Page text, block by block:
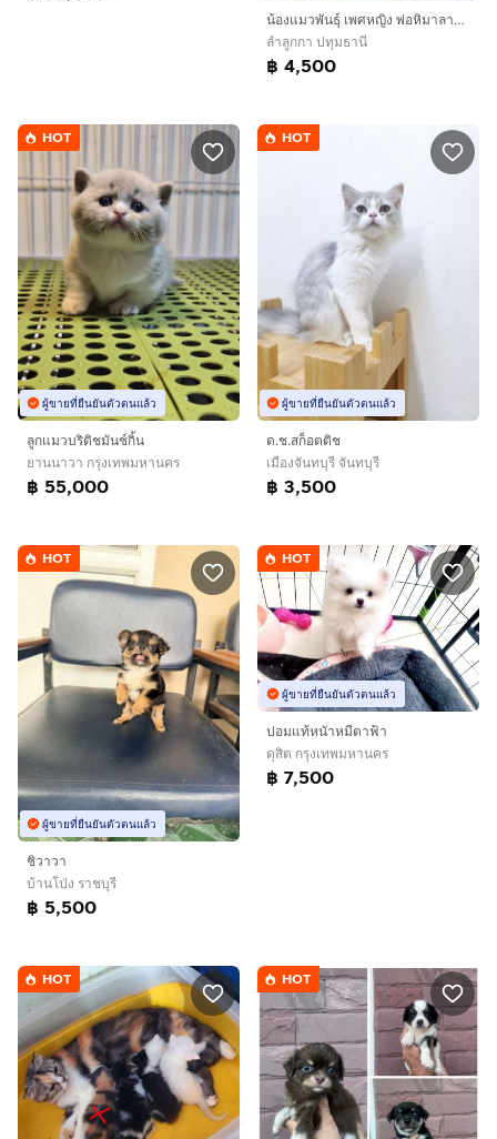
น้องแมวพันธุ์ เพศหญิง พ่อหิมาลายัน แม่อเมริกันเคิร์ล ( หูบิน ) ตาสีฟ้า
ลำลูกกา ปทุมธานี
฿ 4,500
HOT
ผู้ขายที่ยืนยันตัวตนแล้ว
ลูกแมวบริติชมันช์กิ้น
ยานนาวา กรุงเทพมหานคร
฿ 55,000
HOT
ผู้ขายที่ยืนยันตัวตนแล้ว
ด.ช.สก็อตติช
เมืองจันทบุรี จันทบุรี
฿ 3,500
HOT
ผู้ขายที่ยืนยันตัวตนแล้ว
ชิวาวา
บ้านโป่ง ราชบุรี
฿ 5,500
HOT
ผู้ขายที่ยืนยันตัวตนแล้ว
ปอมแท้หนัาหมีตาฟ้า
ดุสิต กรุงเทพมหานคร
฿ 7,500
HOT HOT